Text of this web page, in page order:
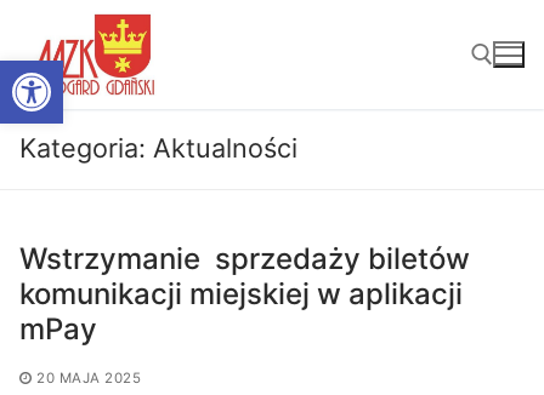
Otwórz pasek narzędzi
treści
Szukaj:
Kategoria: Aktualności
Wstrzymanie sprzedaży biletów
komunikacji miejskiej w aplikacji
mPay
20 MAJA 2025